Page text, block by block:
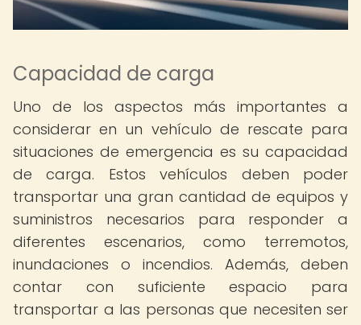
Capacidad de carga
Uno de los aspectos más importantes a
considerar en un vehículo de rescate para
situaciones de emergencia es su capacidad
de carga. Estos vehículos deben poder
transportar una gran cantidad de equipos y
suministros necesarios para responder a
diferentes escenarios, como terremotos,
inundaciones o incendios. Además, deben
contar con suficiente espacio para
transportar a las personas que necesiten ser